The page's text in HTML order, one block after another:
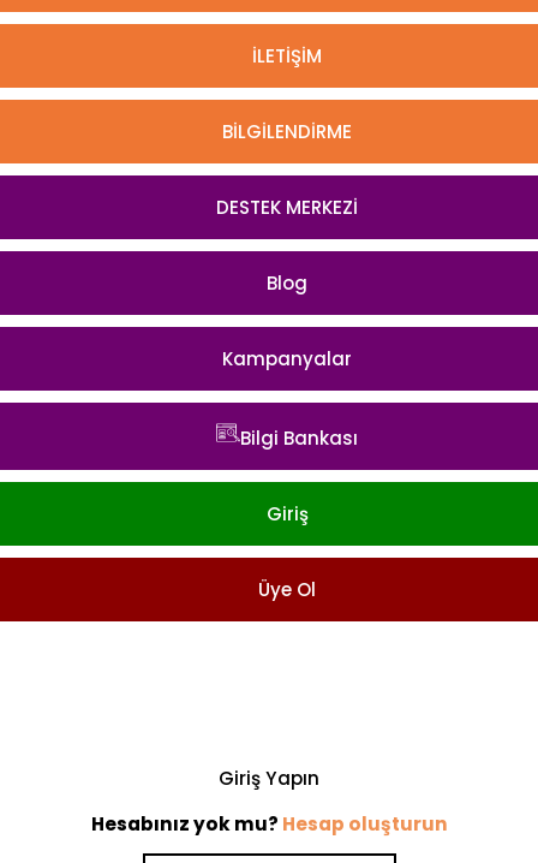
İLETİŞİM
BİLGİLENDİRME
DESTEK MERKEZİ
Blog
Kampanyalar
Bilgi Bankası
Giriş
Üye Ol
Giriş Yapın
Hesabınız yok mu? Hesap oluşturun